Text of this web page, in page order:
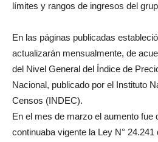
límites y rangos de ingresos del
En las páginas publicadas
actualizarán mensualmente, de
del Nivel General del Índice de
Nacional, publicado por el Instituto
Censos (INDEC).
En el mes de marzo el aumento fue
continuaba vigente la Ley N°